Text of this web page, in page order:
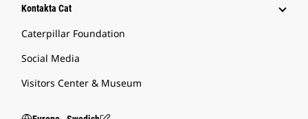
Kontakta Cat
Caterpillar Foundation
Social Media
Visitors Center & Museum